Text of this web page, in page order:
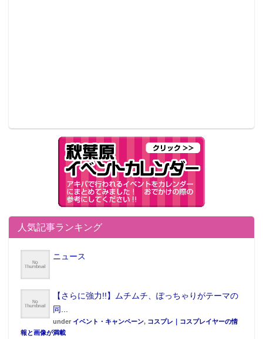
人気記事ランキング
ニュース
【さらに強力!!】ムチムチ、ぽっちゃりがテーマの
同...
under イベント・キャンペーン, コスプレ｜コスプレイヤーの情
報と画像が満載